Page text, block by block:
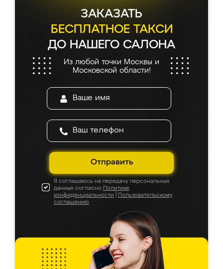
ЗАКАЗАТЬ
БЕСПЛАТНОЕ ТАКСИ
ДО НАШЕГО САЛОНА
Из любой точки Москвы и
Московской области!
Отправить
Я соглашаюсь на передачу персональных
данных согласно Политике
конфиденциальности
Пользовательскому
соглашению